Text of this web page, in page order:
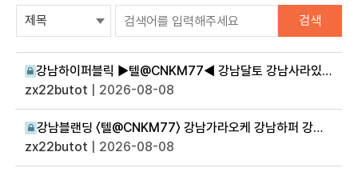
검색
강남하이퍼블릭 ▶텔@CNKM77◀ 강남달토 강남사라있네 강남달토
zx22butot | 2026-08-08
강남블랜딩 〈텔@CNKM77〉 강남가라오케 강남하퍼 강남하퍼
zx22butot | 2026-08-08